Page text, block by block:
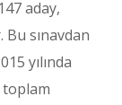
aday,
Bu sınavdan
yılında
toplam